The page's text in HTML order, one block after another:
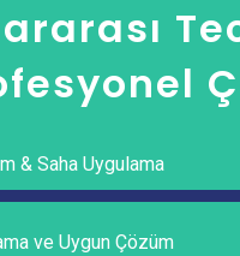
& Saha Uygulama
ve Uygun Çözüm